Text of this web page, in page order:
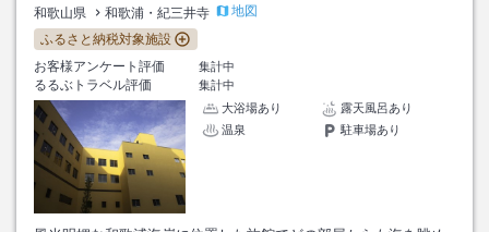
和歌山県 和歌浦・紀三井寺
地図
ふるさと納税対象施設
お客様アンケート評価
集計中
るるぶトラベル評価
集計中
大浴場あり
露天風呂あり
温泉
駐車場あり